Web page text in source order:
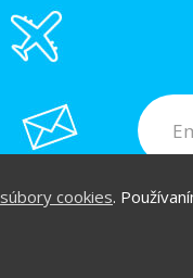
súbory cookies.